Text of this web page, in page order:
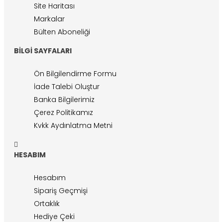
Site Haritası
Markalar
Bülten Aboneliği
BILGI SAYFALARI
Ön Bilgilendirme Formu
İade Talebi Oluştur
Banka Bilgilerimiz
Çerez Politikamız
Kvkk Aydınlatma Metni
HESABIM
Hesabım
Sipariş Geçmişi
Ortaklık
Hediye Çeki